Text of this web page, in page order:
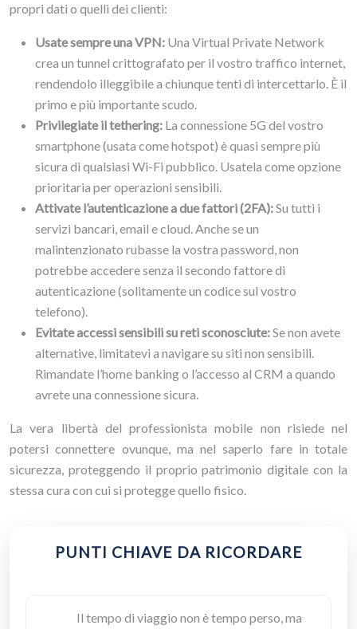
propri dati o quelli dei clienti:
Usate sempre una VPN: Una Virtual Private Network
crea un tunnel crittografato per il vostro traffico internet,
rendendolo illeggibile a chiunque tenti di intercettarlo. È il
primo e più importante scudo.
Privilegiate il tethering: La connessione 5G del vostro
smartphone (usata come hotspot) è quasi sempre più
sicura di qualsiasi Wi-Fi pubblico. Usatela come opzione
prioritaria per operazioni sensibili.
Attivate l’autenticazione a due fattori (2FA):Su tutti i
servizi bancari, email e cloud. Anche se un
malintenzionato rubasse la vostra password, non
potrebbe accedere senza il secondo fattore di
autenticazione (solitamente un codice sul vostro
telefono).
Evitate accessi sensibili su reti sconosciute:Se non avete
alternative, limitatevi a navigare su siti non sensibili.
Rimandate l’home banking o l’accesso al CRM a quando
avrete una connessione sicura.
La vera libertà del professionista mobile non risiede nel
potersi connettere ovunque, ma nel saperlo fare in totale
sicurezza, proteggendo il proprio patrimonio digitale con la
stessa cura con cui si protegge quello fisico.
PUNTI CHIAVE DA RICORDARE
Il tempo di viaggio non è tempo perso, ma